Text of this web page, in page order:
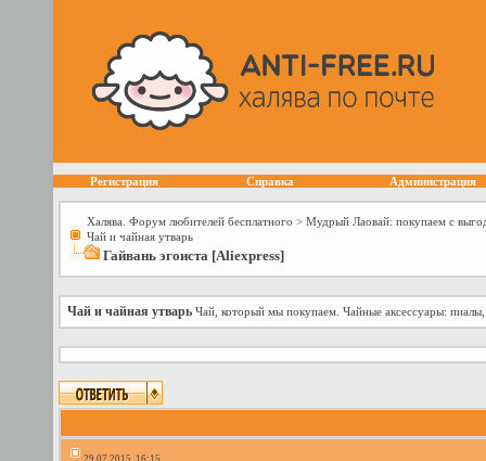
Регистрация Справка Администрация
Халява. Форум любителей бесплатного > Мудрый Лаовай: покупаем с
Чай и чайная утварь
Гайвань эгоиста [Aliexpress]
Чай и чайная утварь Чай, который мы покупаем. Чайные аксессуары:
29.07.2015, 16:15